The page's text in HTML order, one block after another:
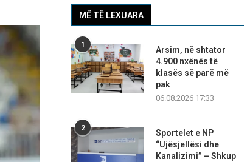
MË TË LEXUARA
1
Arsim, në shtator
4.900 nxënës të
klasës së parë më
pak
06.08.2026 17:33
2
Sportelet e NP
“Ujësjellësi dhe
Kanalizimi” – Shkup